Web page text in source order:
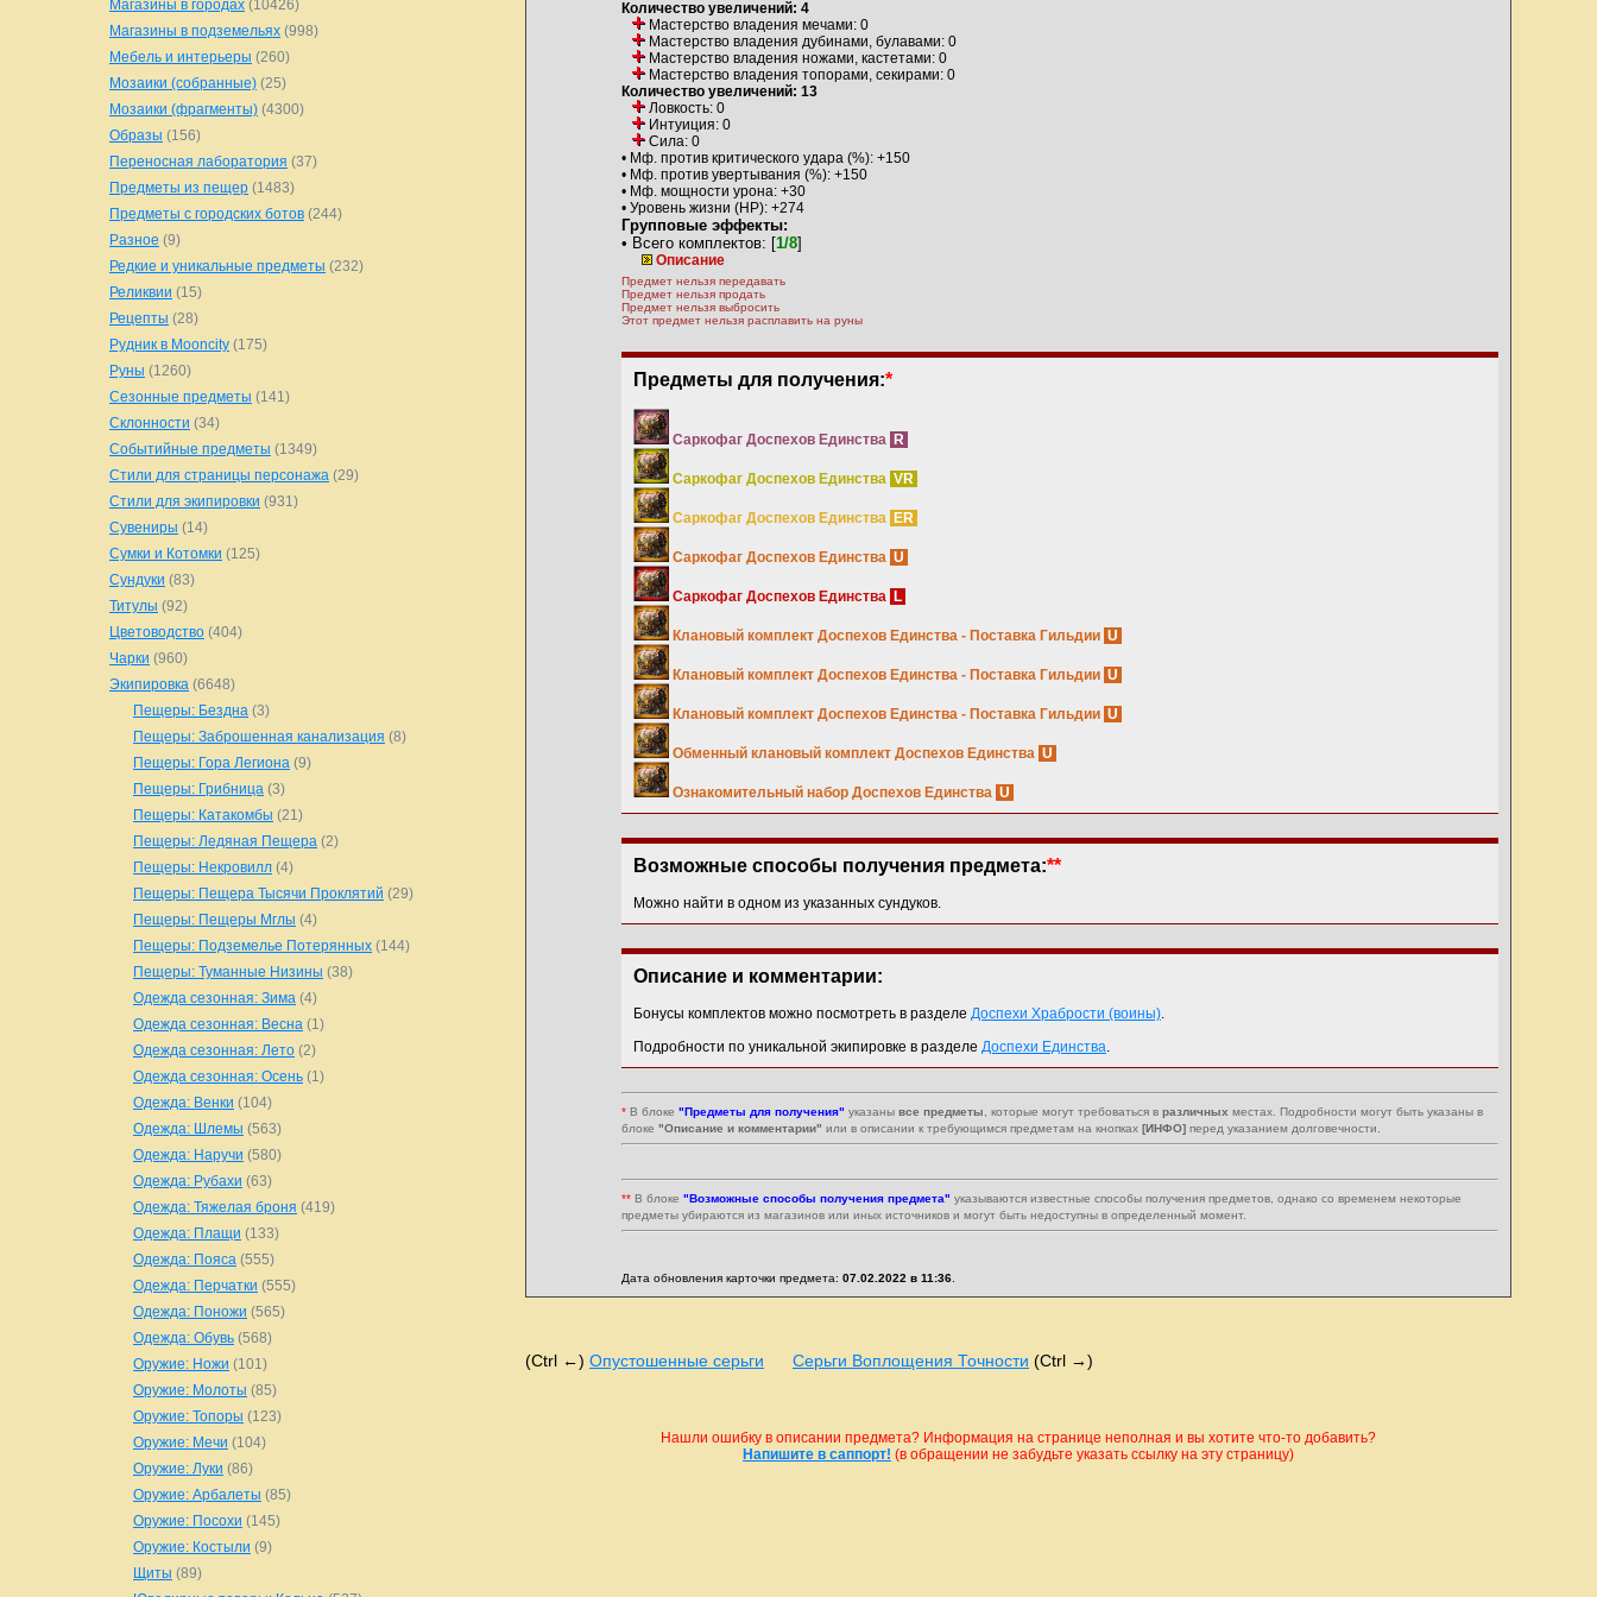
Количество увеличений: 4
Мастерство владения мечами: 0
Мастерство владения дубинами, булавами: 0
Мастерство владения ножами, кастетами: 0
Мастерство владения топорами, секирами: 0
Количество увеличений: 13
Ловкость: 0
Интуиция: 0
Сила: 0
• Мф. против критического удара (%): +150
• Мф. против увертывания (%): +150
• Мф. мощности урона: +30
• Уровень жизни (HP): +274
Групповые эффекты:
• Всего комплектов: [1/8]
Описание
Предмет нельзя передавать
Предмет нельзя продать
Предмет нельзя выбросить
Этот предмет нельзя расплавить на руны
Предметы для получения:*
Саркофаг Доспехов Единства R
Саркофаг Доспехов Единства VR
Саркофаг Доспехов Единства ER
Саркофаг Доспехов Единства U
Саркофаг Доспехов Единства L
Клановый комплект Доспехов Единства - Поставка Гильдии U
Клановый комплект Доспехов Единства - Поставка Гильдии U
Клановый комплект Доспехов Единства - Поставка Гильдии U
Обменный клановый комплект Доспехов Единства U
Ознакомительный набор Доспехов Единства U
Возможные способы получения предмета:**
Можно найти в одном из указанных сундуков.
Описание и комментарии:
Бонусы комплектов можно посмотреть в разделе Доспехи Храбрости (воины).
Подробности по уникальной экипировке в разделе Доспехи Единства.
* В блоке "Предметы для получения" указаны все предметы , которые могут требоваться в различных местах. Подробности могут быть указаны в
блоке "Описание и комментарии" или в описании к требующимся предметам на кнопках [ИНФО] перед указанием долговечности.
** В блоке "Возможные способы получения предмета" указываются известные способы получения предметов, однако со временем некоторые
предметы убираются из магазинов или иных источников и могут быть недоступны в определенный момент.
Дата обновления карточки предмета: 07.02.2022 в 11:36
(Ctrl ←) Опустошенные серьги Серьги Воплощения Точности (Ctrl →)
Нашли ошибку в описании предмета? Информация на странице неполная и вы хотите что-то добавить?
Напишите в саппорт! (в обращении не забудьте указать ссылку на эту страницу)
Магазины в городах (10426)
Магазины в подземельях (998)
Мебель и интерьеры (260)
Мозаики (собранные) (25)
Мозаики (фрагменты) (4300)
Образы (156)
Переносная лаборатория (37)
Предметы из пещер (1483)
Предметы с городских ботов (244)
Разное (9)
Редкие и уникальные предметы (232)
Реликвии (15)
Рецепты (28)
Рудник в Mooncity (175)
Руны (1260)
Сезонные предметы (141)
Склонности (34)
Событийные предметы (1349)
Стили для страницы персонажа (29)
Стили для экипировки (931)
Сувениры (14)
Сумки и Котомки (125)
Сундуки (83)
Титулы (92)
Цветоводство (404)
Чарки (960)
Экипировка (6648)
Пещеры: Бездна (3)
Пещеры: Заброшенная канализация (8)
Пещеры: Гора Легиона (9)
Пещеры: Грибница (3)
Пещеры: Катакомбы (21)
Пещеры: Ледяная Пещера (2)
Пещеры: Некровилл (4)
Пещеры: Пещера Тысячи Проклятий (29)
Пещеры: Пещеры Мглы (4)
Пещеры: Подземелье Потерянных (144)
Пещеры: Туманные Низины (38)
Одежда сезонная: Зима (4)
Одежда сезонная: Весна (1)
Одежда сезонная: Лето (2)
Одежда сезонная: Осень (1)
Одежда: Венки (104)
Одежда: Шлемы (563)
Одежда: Наручи (580)
Одежда: Рубахи (63)
Одежда: Тяжелая броня (419)
Одежда: Плащи (133)
Одежда: Пояса (555)
Одежда: Перчатки (555)
Одежда: Поножи (565)
Одежда: Обувь (568)
Оружие: Ножи (101)
Оружие: Молоты (85)
Оружие: Топоры (123)
Оружие: Мечи (104)
Оружие: Луки (86)
Оружие: Арбалеты (85)
Оружие: Посохи (145)
Оружие: Костыли (9)
Щиты (89)